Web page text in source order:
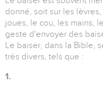
donné, soit sur les
joues, le cou, les mains,
geste d'envoyer des
Le baiser, dans la Bible,
très divers, tels que :
1.